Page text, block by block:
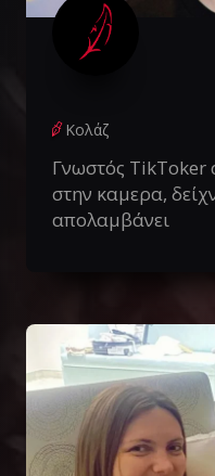
Κολάζ
Γνωστός TikToker
στην καμερα,
απολαμβάνει